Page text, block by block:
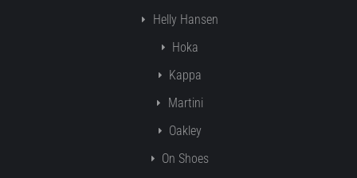
Helly Hansen
Hoka
Kappa
Martini
Oakley
On Shoes